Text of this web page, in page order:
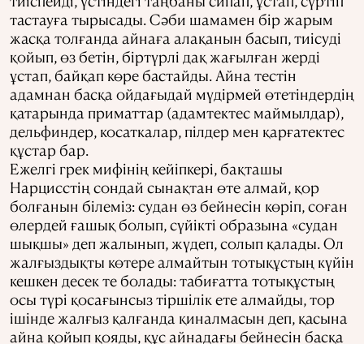
тастауға тырысады. Сәби шамамен бір жарым
жасқа толғанда айнаға алақанын басып, тиісуді
қойып, өз бетін, біртүрлі дақ жағылған жерді
ұстап, байқап көре бастайды. Айна тестін
адамнан басқа ойдағыдай мүдірмей өтетіндердің
қатарында приматтар (адамтектес маймылдар),
дельфиндер, косаткалар, пілдер мен қарғатектес
құстар бар.
Ежелгі грек мифінің кейіпкері, бақташы
Нарцисстің сондай сынақтан өте алмай, қор
болғанын білеміз: судан өз бейнесін көріп, соған
өлердей ғашық болып, сүйікті образына «судан
шықшы» деп жалынып, жүдеп, солып қалады. Ол
жалғыздықты көтере алмайтын тотықұстың күйін
кешкен десек те болады: табиғатта тотықұстың
осы түрі қосағынсыз тіршілік ете алмайды, тор
ішінде жалғыз қалғанда қиналмасын деп, қасына
айна қойып қояды, құс айнадағы бейнесін басқа